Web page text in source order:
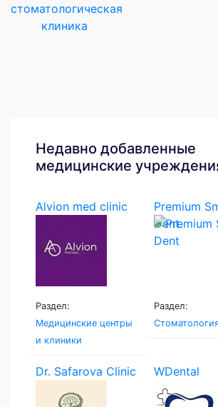
стоматологическая
клиника
Недавно добавленные
медицинские
Alvion med clinic
Раздел:
Медицинские центры
и клиники
Premium
Dent
Раздел:
Dr. Safarova Clinic WDental